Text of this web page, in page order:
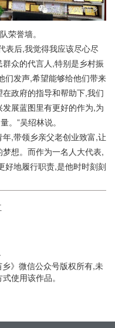
荣誉墙。
表后,我觉得我应该尽心尽
众的代言人,特别是乡村振
们发声,希望能够给他们带来
政府的指导和帮助下,我们
展蓝图里有更好的作为,为
。”吴绍林说。
,带领乡亲父老创业致富,让
想。而作为一名人大代表,
好地履行职责,是他时时刻刻
乡》微信公众号版权所有,未
使用该作品。